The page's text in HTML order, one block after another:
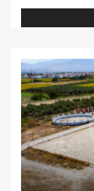
perímetro,
buscan un